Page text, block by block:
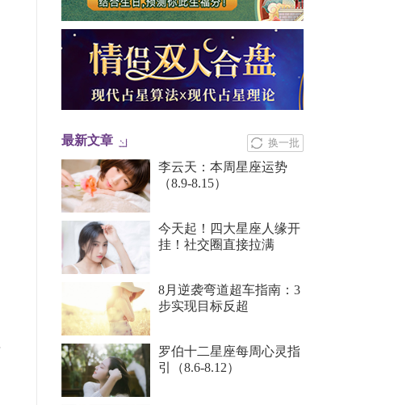
换一批
最新文章
李云天：本周星座运势
（8.9-8.15）
今天起！四大星座人缘开
挂！社交圈直接拉满
8月逆袭弯道超车指南：3
步实现目标反超
罗伯十二星座每周心灵指
引（8.6-8.12）